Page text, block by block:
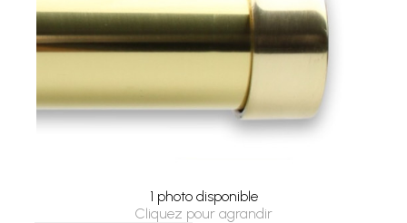
1 photo disponible
Cliquez pour agrandir